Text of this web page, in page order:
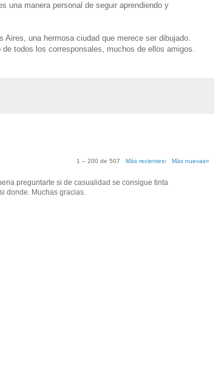
una manera personal de seguir aprendiendo y
una hermosa ciudad que merece ser dibujado.
todos los corresponsales, muchos de ellos amigos.
1 – 200 de 507 Más recientes› Más nuevas»
preguntarte si de casualidad se consigue tinta
donde. Muchas gracias.